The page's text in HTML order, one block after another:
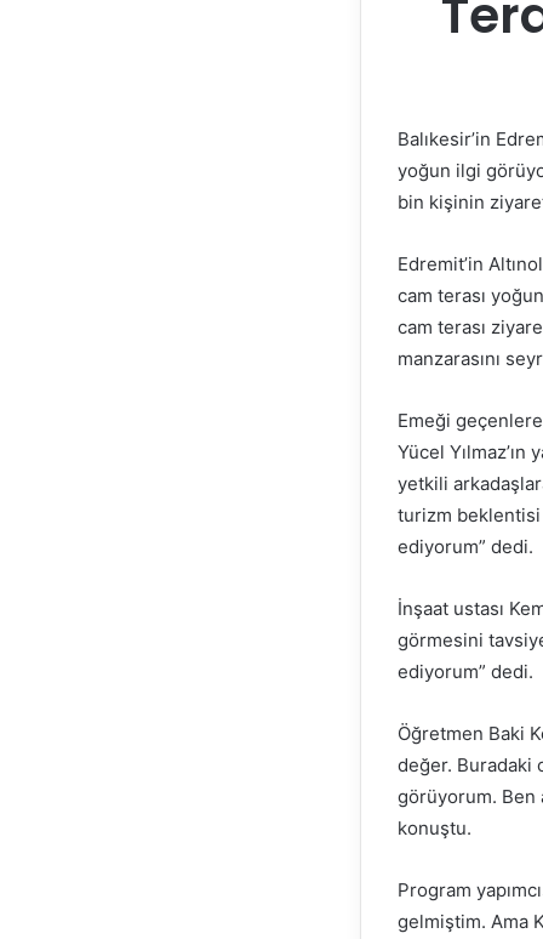
Balıkesir’in
yoğun ilgi
bin kişinin
Edremit’in
cam terası
cam terası
manzarasını
Emeği
Yücel
yetkili
turizm beklentisi
ediyorum” dedi.
İnşaat ustası
görmesini
ediyorum” dedi.
Öğretmen Baki
değer. Buradaki
görüyorum.
konuştu.
Program
gelmiştim. Ama